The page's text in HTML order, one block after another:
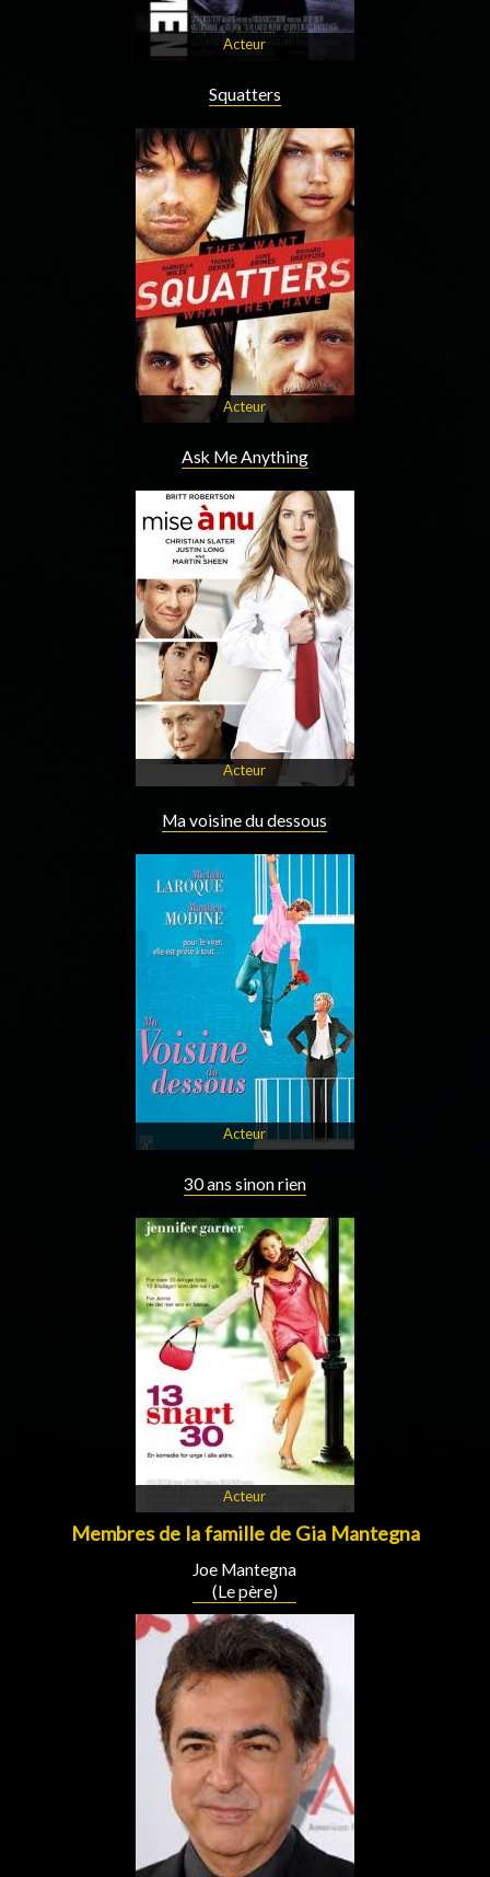
Acteur
Squatters
Acteur
Ask Me Anything
Acteur
Ma voisine du dessous
Acteur
30 ans sinon rien
Acteur
Membres de la famille de Gia Mantegna
Joe Mantegna
(Le père)